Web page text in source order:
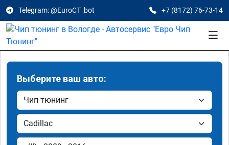
Telegram: @EuroCT_bot +7 (8172) 76-73-14
Выберите ваш авто: